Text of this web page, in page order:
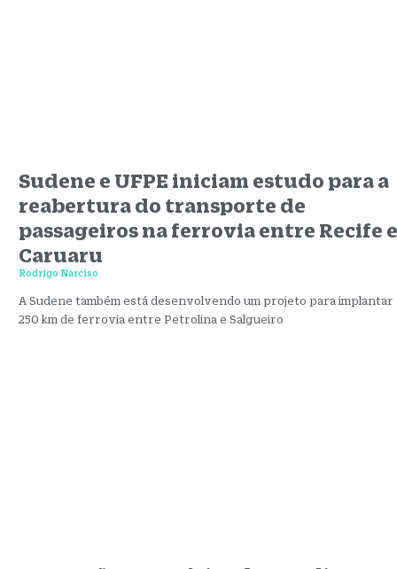
Sudene e UFPE iniciam estudo para a
reabertura do transporte de
passageiros na ferrovia entre Recife e
Caruaru
Rodrigo Narciso
A Sudene também está desenvolvendo um projeto para implantar
250 km de ferrovia entre Petrolina e Salgueiro